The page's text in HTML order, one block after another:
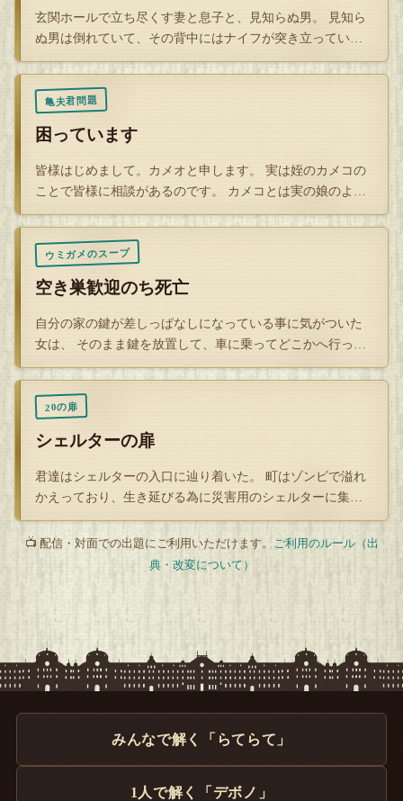
玄関ホールで立ち尽くす妻と息子と、見知らぬ男。 見知ら
ぬ男は倒れていて、その背中にはナイフが突き立ってい
る。 その様子を…
亀夫君問題
困っています
皆様はじめまして。カメオと申します。 実は姪のカメコの
ことで皆様に相談があるのです。 カメコとは実の娘のよう
に仲良かった…
ウミガメのスープ
空き巣歓迎のち死亡
自分の家の鍵が差しっぱなしになっている事に気がついた
女は、 そのまま鍵を放置して、車に乗ってどこかへ行って
しまった。 そ…
20の扉
シェルターの扉
君達はシェルターの入口に辿り着いた。 町はゾンビで溢れ
かえっており、生き延びる為に災害用のシェルターに集っ
たのだ。中に入…
📺 配信・対面での出題にご利用いただけます。 ご利用のルール（出
典・改変について）
みんなで解く「らてらて」
1人で解く「デボノ」